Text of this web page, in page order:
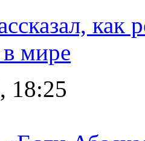
как
мире
18:25